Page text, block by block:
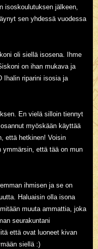
isoskoulutuksen jälkeen,
sen yhdessä vuodessa
oli siellä isosena. Ihme
on ihan mukava ja
Ihalin riparini isosia ja
En vielä silloin tiennyt
myöskään käyttää
että hetkinen! Voisin
että tää on mun
ihmisen ja se on
Haluaisin olla isona
muuta ammattia, joka
seurakuntani
että ovat luoneet kivan
siellä :)